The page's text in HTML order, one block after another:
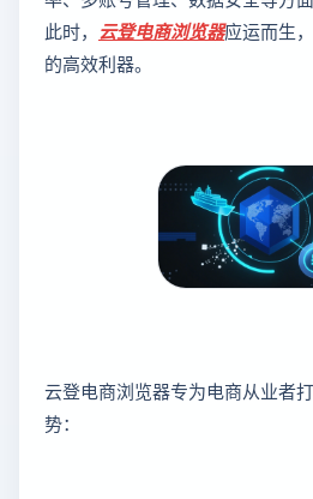
此时， 云登电商浏览器应运而生
的高效利器。
云登电商浏览器专为电商从业者
势：